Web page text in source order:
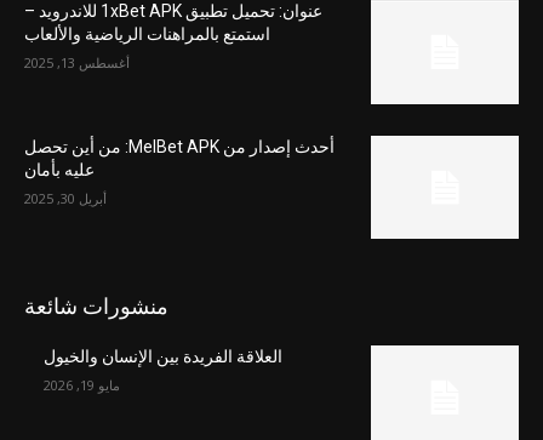
عنوان: تحميل تطبيق 1xBet APK للاندرويد –
استمتع بالمراهنات الرياضية والألعاب
أغسطس 13, 2025
أحدث إصدار من MelBet APK: من أين تحصل
عليه بأمان
أبريل 30, 2025
منشورات شائعة
العلاقة الفريدة بين الإنسان والخيول
مايو 19, 2026